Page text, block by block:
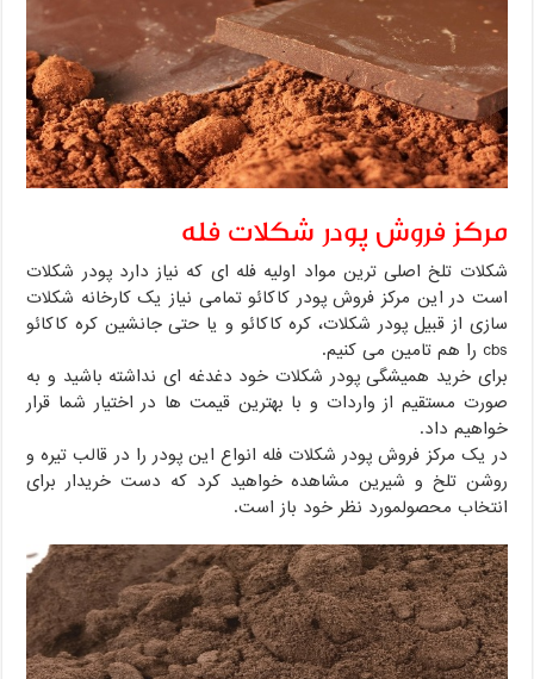
مرکز فروش پودر شکلات فله
شکلات تلخ اصلی ترین مواد اولیه فله ای که نیاز دارد پودر شکلات
است در این مرکز فروش پودر کاکائو تمامی نیاز یک کارخانه شکلات
سازی از قبیل پودر شکلات، کره کاکائو و یا حتی جانشین کره کاکائو
cbs را هم تامین می کنیم.
برای خرید همیشگی پودر شکلات خود دغدغه ای نداشته باشید و به
صورت مستقیم از واردات و با بهترین قیمت ها در اختیار شما قرار
خواهیم داد.
در یک مرکز فروش پودر شکلات فله انواع این پودر را در قالب تیره و
روشن تلخ و شیرین مشاهده خواهید کرد که دست خریدار برای
انتخاب محصولمورد نظر خود باز است.